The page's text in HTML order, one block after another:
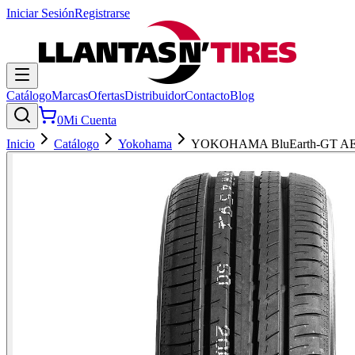
Iniciar SesiónRegistrarse
CatálogoMarcasOfertasDistribuidorContactoBlog
0Mi Cuenta
Inicio
Catálogo Yokohama YOKOHAMA BluEarth-GT